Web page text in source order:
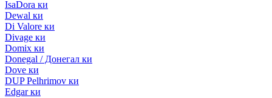
IsaDora ки
Dewal ки
Di Valore ки
Divage ки
Domix ки
Donegal / Донегал ки
Dove ки
DUP Pelhrimov ки
Edgar ки